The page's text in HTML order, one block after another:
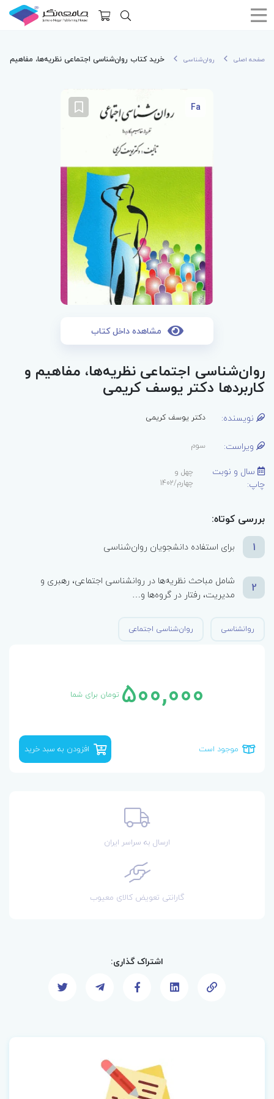
صفحه اصلی روان‌شناسی خرید کتاب روان‌شناسی اجتماعی نظریه‌ها، مفاهیم
Fa
مشاهده داخل کتاب
روان‌شناسی اجتماعی نظریه‌ها، مفاهیم و
کاربردها دکتر یوسف کریمی
نویسنده: دکتر یوسف کریمی
ویراست: سوم
سال و نوبت
چاپ:
چهل و
چهارم/1402
بررسی کوتاه:
1
برای استفاده دانشجویان روان‌شناسی
2
شامل مباحث نظریه‌ها در روانشناسی اجتماعی، رهبری و
مدیریت، رفتار در گروه‌ها و…
روانشناسی روان‌شناسی اجتماعی
500,000 تومان برای شما
موجود است افزودن به سبد خرید
ارسال به سراسر ایران
گارانتی تعویض کالای معیوب
اشتراک گذاری: